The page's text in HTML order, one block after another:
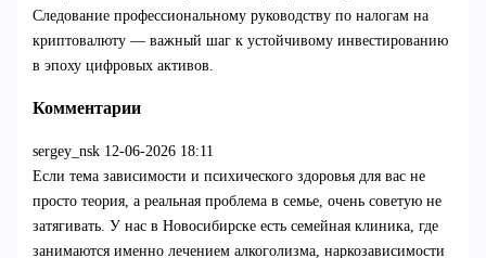
Следование профессиональному руководству по налогам на
криптовалюту — важный шаг к устойчивому инвестированию
в эпоху цифровых активов.
Комментарии
sergey_nsk 12-06-2026 18:11
Если тема зависимости и психического здоровья для вас не
просто теория, а реальная проблема в семье, очень советую не
затягивать. У нас в Новосибирске есть семейная клиника, где
занимаются именно лечением алкоголизма, наркозависимости